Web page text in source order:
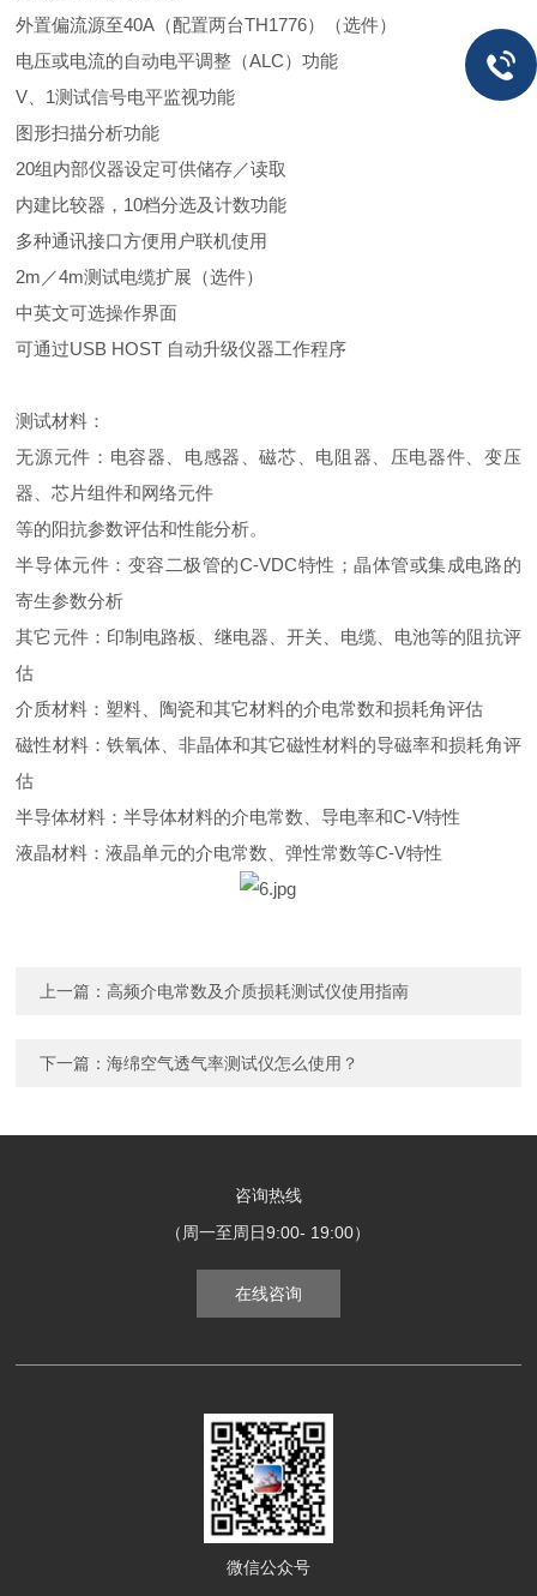
外置偏流源至40A（配置两台TH1776）（选件）
电压或电流的自动电平调整（ALC）功能
V、1测试信号电平监视功能
图形扫描分析功能
20组内部仪器设定可供储存／读取
内建比较器，10档分选及计数功能
多种通讯接口方便用户联机使用
2m／4m测试电缆扩展（选件）
中英文可选操作界面
可通过USB HOST 自动升级仪器工作程序
测试材料：
无源元件：电容器、电感器、磁芯、电阻器、压电器件、变压
器、芯片组件和网络元件
等的阳抗参数评估和性能分析。
半导体元件：变容二极管的C-VDC特性；晶体管或集成电路的
寄生参数分析
其它元件：印制电路板、继电器、开关、电缆、电池等的阻抗评
估
介质材料：塑料、陶瓷和其它材料的介电常数和损耗角评估
磁性材料：铁氧体、非晶体和其它磁性材料的导磁率和损耗角评
估
半导体材料：半导体材料的介电常数、导电率和C-V特性
液晶材料：液晶单元的介电常数、弹性常数等C-V特性
上一篇：高频介电常数及介质损耗测试仪使用指南
下一篇：海绵空气透气率测试仪怎么使用？
咨询热线
（周一至周日9:00- 19:00）
在线咨询
微信公众号